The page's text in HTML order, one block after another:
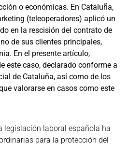
o económicas. En Cataluña,
(teleoperadores) aplicó un
en la rescisión del contrato de
de sus clientes principales,
En el presente artículo,
este caso, declarado conforme a
de Cataluña, así como de los
valorarse en casos como este
legislación laboral española ha
para la protección del